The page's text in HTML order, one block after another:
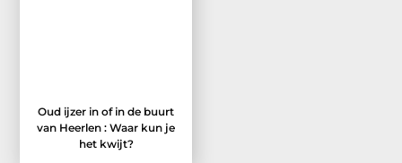
Oud ijzer in of in de buurt
van Heerlen : Waar kun je
het kwijt?